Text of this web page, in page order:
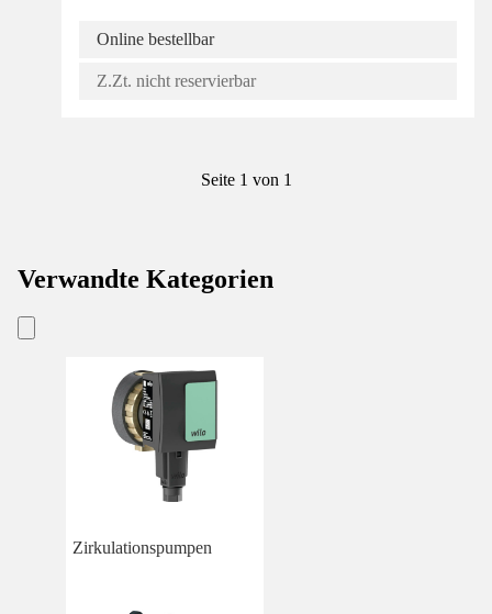
Online bestellbar
Z.Zt. nicht reservierbar
Seite 1 von 1
Verwandte Kategorien
Zirkulationspumpen